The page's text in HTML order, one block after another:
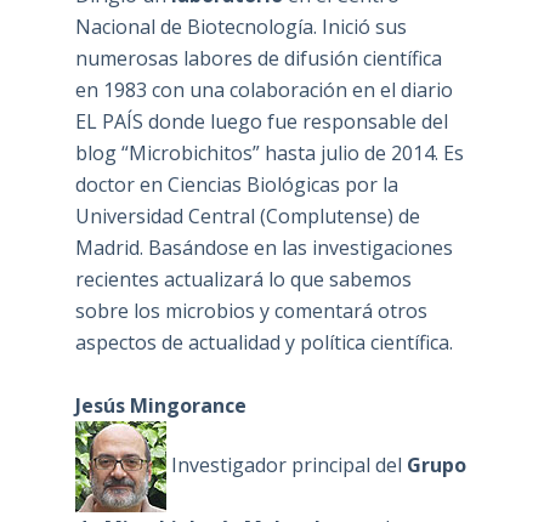
Nacional de Biotecnología. Inició sus
numerosas labores de difusión científica
en 1983 con una colaboración en el diario
EL PAÍS donde luego fue responsable del
blog “Microbichitos” hasta julio de 2014. Es
doctor en Ciencias Biológicas por la
Universidad Central (Complutense) de
Madrid. Basándose en las investigaciones
recientes actualizará lo que sabemos
sobre los microbios y comentará otros
aspectos de actualidad y política científica.
Jesús Mingorance
Investigador principal del Grupo